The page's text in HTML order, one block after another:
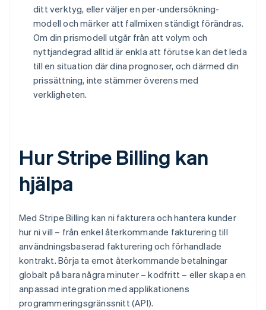
ditt verktyg, eller väljer en per-undersökning-
modell och märker att fallmixen ständigt förändras.
Om din prismodell utgår från att volym och
nyttjandegrad alltid är enkla att förutse kan det leda
till en situation där dina prognoser, och därmed din
prissättning, inte stämmer överens med
verkligheten.
Hur Stripe Billing kan
hjälpa
Med Stripe Billing kan ni fakturera och hantera kunder
hur ni vill – från enkel återkommande fakturering till
användningsbaserad fakturering och förhandlade
kontrakt. Börja ta emot återkommande betalningar
globalt på bara några minuter – kodfritt – eller skapa en
anpassad integration med applikationens
programmeringsgränssnitt (API).